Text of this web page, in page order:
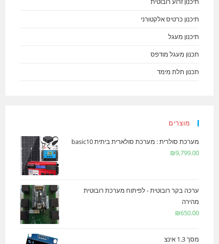
תיכנון כרטיס אלקטורני
תיכנון מעגל
תכנון מעגל מודפס
תכנון תלת מימד
מוצרים
מערכת סולרית : מערכת סולארית ביתית basic10
₪9,799.00
ערכה בקר רובוטית - לפיתוח מערכת רובוטית
מהירה
₪650.00
מסך 1.3 אינצ